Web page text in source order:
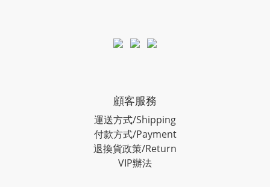
顧客服務
運送方式/Shipping
付款方式/Payment
退換貨政策/Return
VIP辦法